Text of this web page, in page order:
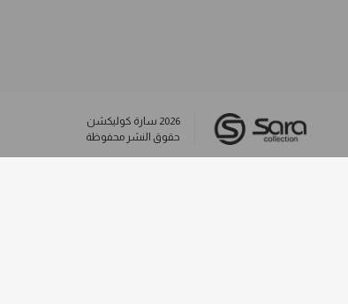
2026 سارة كوليكشن
حقوق النشر محفوظة